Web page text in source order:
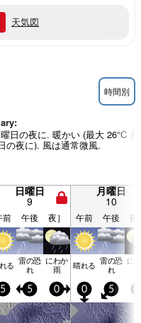
天気図
時間別
日の夜に. 暖かい (最大 26°C
の夜に). 風は通常微風.
日曜日
9
月曜日
10
前 午後 夜］ 午前 午後 夜
る 雷の恐
れ
にわか
雨 晴れる 雷の恐
れ
に
5 5 0 0 5